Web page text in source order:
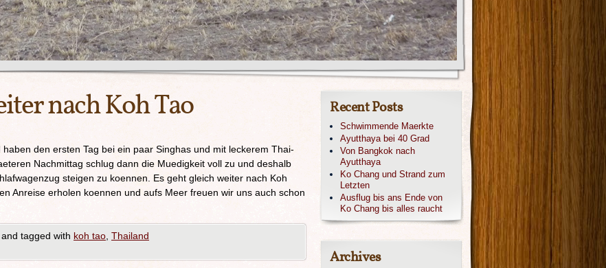
nach Koh Tao
den ersten Tag bei ein paar Singhas und mit leckerem Thai-
Nachmittag schlug dann die Muedigkeit voll zu und deshalb
steigen zu koennen. Es geht gleich weiter nach Koh
Anreise erholen koennen und aufs Meer freuen wir uns auch schon
and tagged with koh tao Thailand
Recent Posts
Schwimmende Maerkte
Ayutthaya bei 40 Grad
Von Bangkok nach
Ayutthaya
Ko Chang und Strand zum
Letzten
Ausflug bis ans Ende von
Ko Chang bis alles raucht
Archives